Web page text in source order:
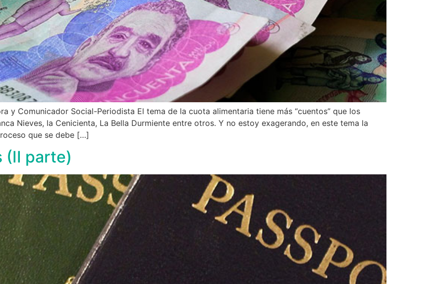
y Comunicador Social-Periodista El tema de la cuota alimentaria tiene más “cuentos” que los
Nieves, la Cenicienta, La Bella Durmiente entre otros. Y no estoy exagerando, en este tema la
que se debe […]
(II parte)